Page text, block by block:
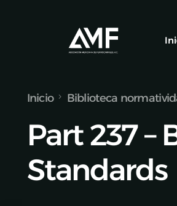
Inicio Biblioteca
Part 237 –
Standards